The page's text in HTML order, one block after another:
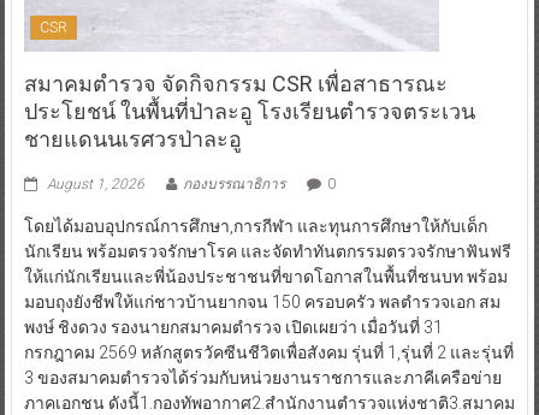
CSR
สมาคมตำรวจ จัดกิจกรรม CSR เพื่อสาธารณะ
ประโยชน์ ในพื้นที่ป่าละอู โรงเรียนตำรวจตระเวน
ชายแดนนเรศวรป่าละอู
August 1, 2026 กองบรรณาธิการ 0
โดยได้มอบอุปกรณ์การศึกษา,การกีฬา และทุนการศึกษาให้กับเด็ก
นักเรียน พร้อมตรวจรักษาโรค และจัดทำทันตกรรมตรวจรักษาฟันฟรี
ให้แก่นักเรียนและพี่น้องประชาชนที่ขาดโอกาสในพื้นที่ชนบท พร้อม
มอบถุงยังชีพให้แก่ชาวบ้านยากจน 150 ครอบครัว พลตำรวจเอก สม
พงษ์ ชิงดวง รองนายกสมาคมตำรวจ เปิดเผยว่า เมื่อวันที่ 31
กรกฎาคม 2569 หลักสูตรวัคซีนชีวิตเพื่อสังคม รุ่นที่ 1,รุ่นที่ 2 และรุ่นที่
3 ของสมาคมตำรวจได้ร่วมกับหน่วยงานราชการและภาคีเครือข่าย
ภาคเอกชน ดังนี้1.กองทัพอากาศ2.สำนักงานตำรวจแห่งชาติ3.สมาคม